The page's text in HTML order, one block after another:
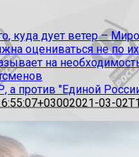
куда дует ветер –
оцениваться не по
на
а против "Единой
2021-03-